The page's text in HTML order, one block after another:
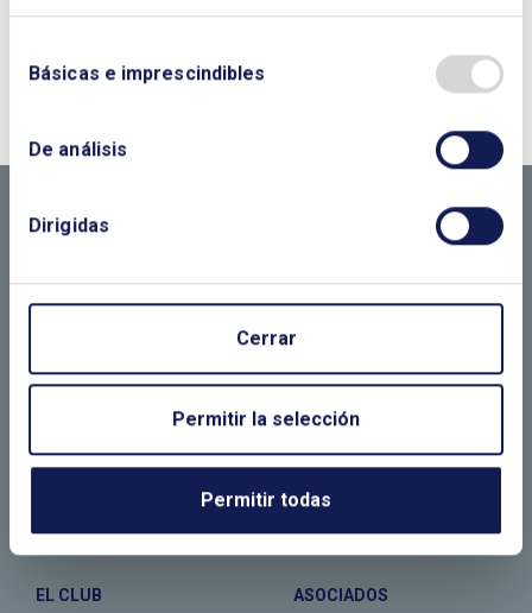
Básicas e imprescindibles
De análisis
Dirigidas
Cerrar
Permitir la selección
Permitir todas
¿QUIERES PONERTE EN CONTACTO CON
CONTÁCTANOS SI
LLÁMANOS O RELLENA EL SIGUIENTE
FORMULARIO
EL CLUB ASOCIADOS